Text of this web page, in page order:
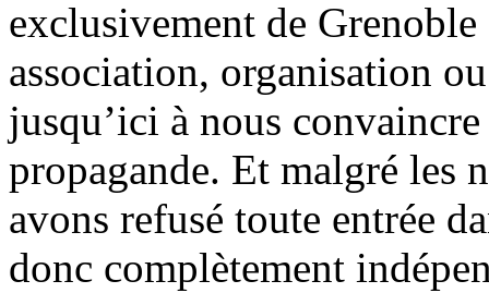
exclusivement de
association, organisation
jusqu’ici à nous
propagande. Et malgré les
avons refusé toute entrée
donc complètement